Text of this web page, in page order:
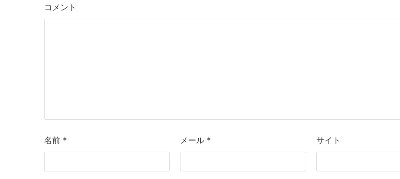
k
コメント
名前 * メール * サイト